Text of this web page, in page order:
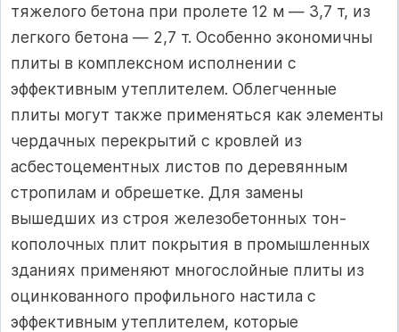
тяжелого бетона при пролете 12 м — 3,7 т, из
легкого бетона — 2,7 т. Особенно экономичны
плиты в комплексном исполнении с
эффективным утепли­телем. Облегченные
плиты могут также применяться как элементы
чердачных перекрытий с кровлей из
асбестоцементных листов по деревянным
стропилам и обрешетке. Для замены
вышедших из строя железобетонных тон­
кополочных плит покрытия в промышленных
зданиях применяют многослойные плиты из
оцинкованного про­фильного настила с
эффективным утеплителем, которые